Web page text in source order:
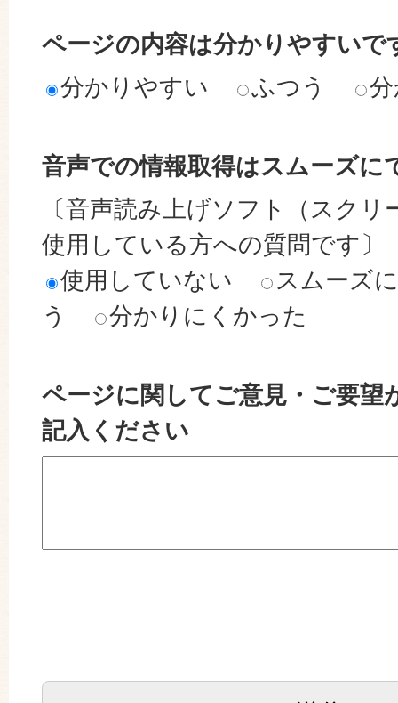
ページの内容は分かりやすいで
分かりやすい
ふつう
音声での情報取得はスムーズに
〔音声読み上げソフト（スク
使用している方への質問です〕
使用していない
スムーズ
う
分かりにくかった
ページに関してご意見・ご要望
記入ください